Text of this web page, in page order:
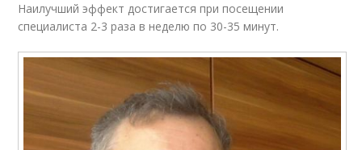
Наилучший эффект достигается при посещении
специалиста 2-3 раза в неделю по 30-35 минут.